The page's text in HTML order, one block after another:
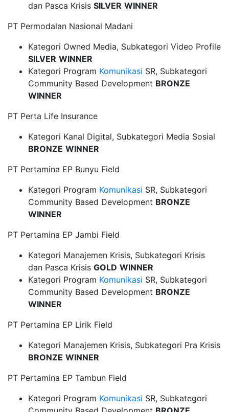
dan Pasca Krisis SILVER WINNER
PT Permodalan Nasional Madani
Kategori Owned Media, Subkategori Video Profile
SILVER WINNER
Kategori Program Komunikasi SR, Subkategori
Community Based Development BRONZE
WINNER
PT Perta Life Insurance
Kategori Kanal Digital, Subkategori Media Sosial
BRONZE WINNER
PT Pertamina EP Bunyu Field
Kategori Program Komunikasi SR, Subkategori
Community Based Development BRONZE
WINNER
PT Pertamina EP Jambi Field
Kategori Manajemen Krisis, Subkategori Krisis
dan Pasca Krisis GOLD WINNER
Kategori Program Komunikasi SR, Subkategori
Community Based Development BRONZE
WINNER
PT Pertamina EP Lirik Field
Kategori Manajemen Krisis, Subkategori Pra Krisis
BRONZE WINNER
PT Pertamina EP Tambun Field
Kategori Program Komunikasi SR, Subkategori